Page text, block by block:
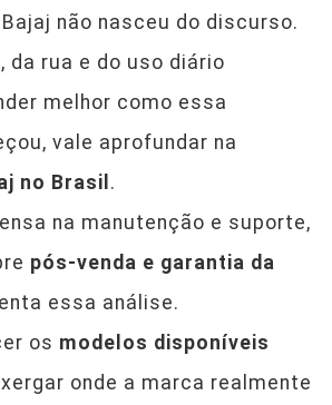
não nasceu do discurso.
da rua e do uso diário
melhor como essa
vale aprofundar na
no Brasil .
na manutenção e suporte,
pós-venda e garantia da
essa análise.
os modelos disponíveis
onde a marca realmente